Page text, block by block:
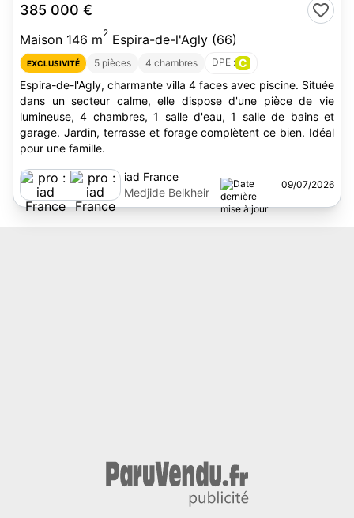
385 000 €
Maison 146 m2 Espira-de-l'Agly (66)
EXCLUSIVITÉ 5 pièces 4 chambres DPE : C
Espira-de-l'Agly, charmante villa 4 faces avec piscine. Située
dans un secteur calme, elle dispose d'une pièce de vie
lumineuse, 4 chambres, 1 salle d'eau, 1 salle de bains et
garage. Jardin, terrasse et forage complètent ce bien. Idéal
pour une famille.
iad France
Medjide Belkheir
09/07/2026